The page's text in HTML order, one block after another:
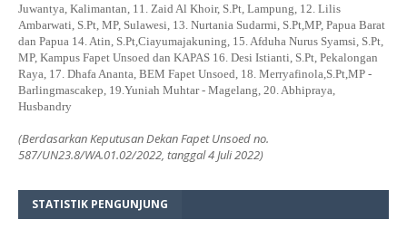
Juwantya, Kalimantan, 11. Zaid Al Khoir, S.Pt, Lampung, 12. Lilis
Ambarwati, S.Pt, MP, Sulawesi, 13. Nurtania Sudarmi, S.Pt,MP, Papua Barat
dan Papua 14. Atin, S.Pt,Ciayumajakuning, 15. Afduha Nurus Syamsi, S.Pt,
MP, Kampus Fapet Unsoed dan KAPAS 16. Desi Istianti, S.Pt, Pekalongan
Raya, 17. Dhafa Ananta, BEM Fapet Unsoed, 18. Merryafinola,S.Pt,MP -
Barlingmascakep, 19.Yuniah Muhtar - Magelang, 20. Abhipraya,
Husbandry
(Berdasarkan Keputusan Dekan Fapet Unsoed no.
587/UN23.8/WA.01.02/2022, tanggal 4 Juli 2022)
STATISTIK PENGUNJUNG